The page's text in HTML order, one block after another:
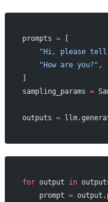
prompts = [
"Hi, please
    "How are you?"
,
sampling_params =
outputs =
for output in
    prompt
=